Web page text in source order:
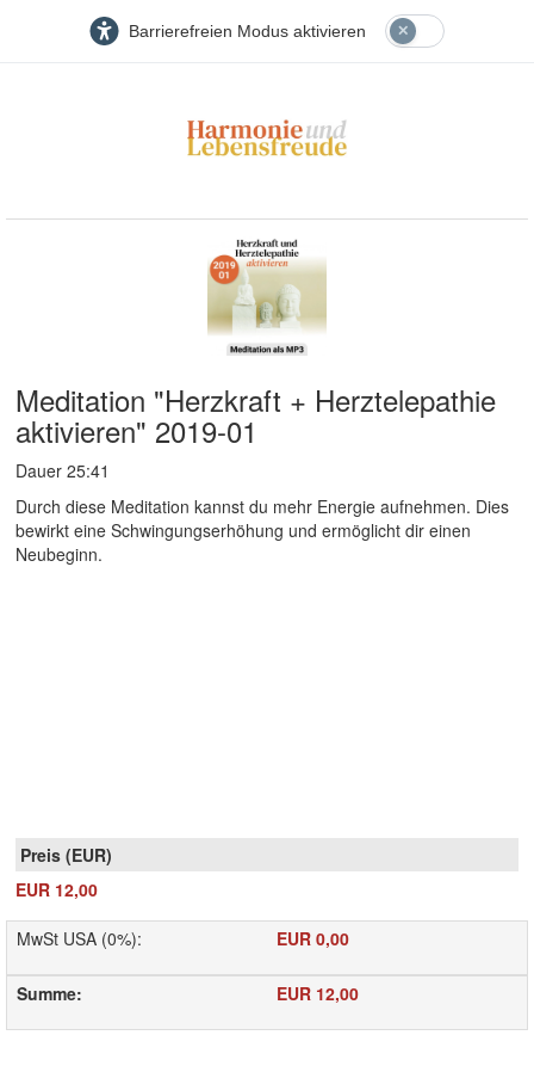
Barrierefreien Modus aktivieren
Meditation "Herzkraft + Herztelepathie
aktivieren" 2019-01
Dauer 25:41
Durch diese Meditation kannst du mehr Energie aufnehmen. Dies
bewirkt eine Schwingungserhöhung und ermöglicht dir einen
Neubeginn.
EUR 12,00
MwSt USA (0%): EUR 0,00
Summe: EUR 12,00